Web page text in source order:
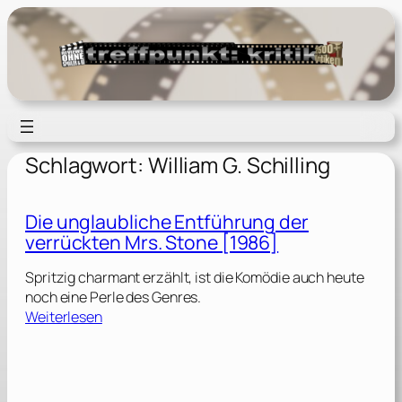
Zum
Inhalt
springen
Schlagwort: William G. Schilling
Die unglaubliche Entführung der
verrückten Mrs. Stone [1986]
Spritzig charmant erzählt, ist die Komödie auch heute
noch eine Perle des Genres.
Weiterlesen: